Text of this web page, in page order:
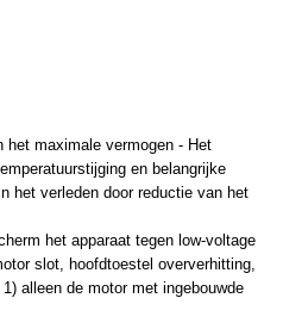
het maximale vermogen - Het
en belangrijke
het verleden door reductie van het
het apparaat tegen low-voltage
slot, hoofdtoestel oververhitting,
alleen de motor met ingebouwde